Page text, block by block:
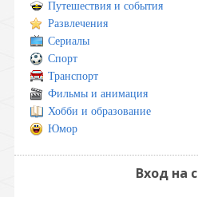
Путешествия и события
Развлечения
Сериалы
Спорт
Транспорт
Фильмы и анимация
Хобби и образование
Юмор
Вход на